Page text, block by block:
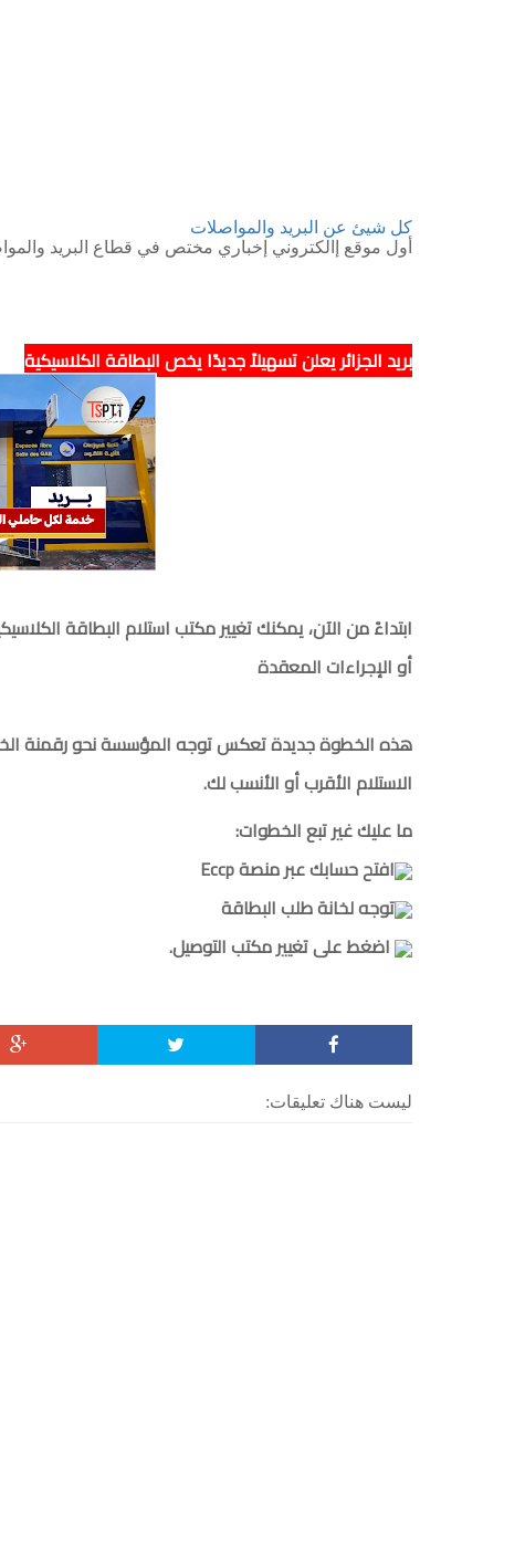
كل شيئ عن البريد والمواصلات
أول موقع إالكتروني إخباري مختص في قطاع البريد
بريد الجزائر يعلن تسهيلاً جديدًا يخص البطاقة الكلاسيكية
أو الإجراءات المعقدة
هذه الخطوة جديدة تعكس توجه المؤسسة نحو رقمنة
الاستلام الأقرب أو الأنسب لك.
ما عليك غير تبع الخطوات:
افتح حسابك عبر منصة Eccp
توجه لخانة طلب البطاقة
اضغط على تغيير مكتب التوصيل.
ليست هناك تعليقات: